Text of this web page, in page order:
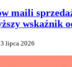
maili
wskaźnik
lipca 2026